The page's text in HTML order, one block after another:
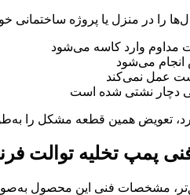
را در منزل یا پروژه
مداوم وارد کاسه می‌شود
انجام می‌شود
عمل نمی‌کند
دچار نشتی شده است
تعویض همین قطعه مشکل را
تخلیه توالت فرنگی 3
مشخصات فنی این محصول